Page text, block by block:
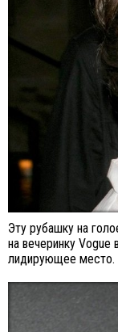
Эту рубашку на
на вечеринку
лидирующее место.